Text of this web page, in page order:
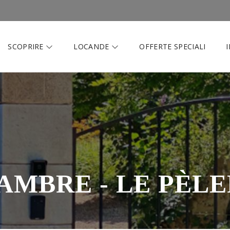
SCOPRIRE LOCANDE OFFERTE SPECIALI
- LE